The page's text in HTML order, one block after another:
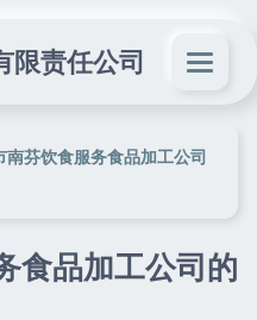
限责任公司
南芬饮食服务食品加工公司
食品加工公司的